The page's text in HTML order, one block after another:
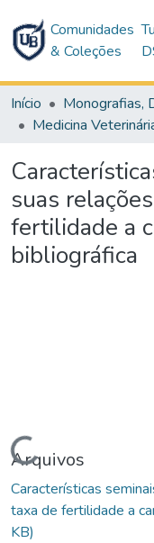
Comunidades
& Coleções
Início
Medicina
suas
fertilidade a
bibliográfica
Carregando...
Arquivos
Características
taxa de fertilidade a
KB)